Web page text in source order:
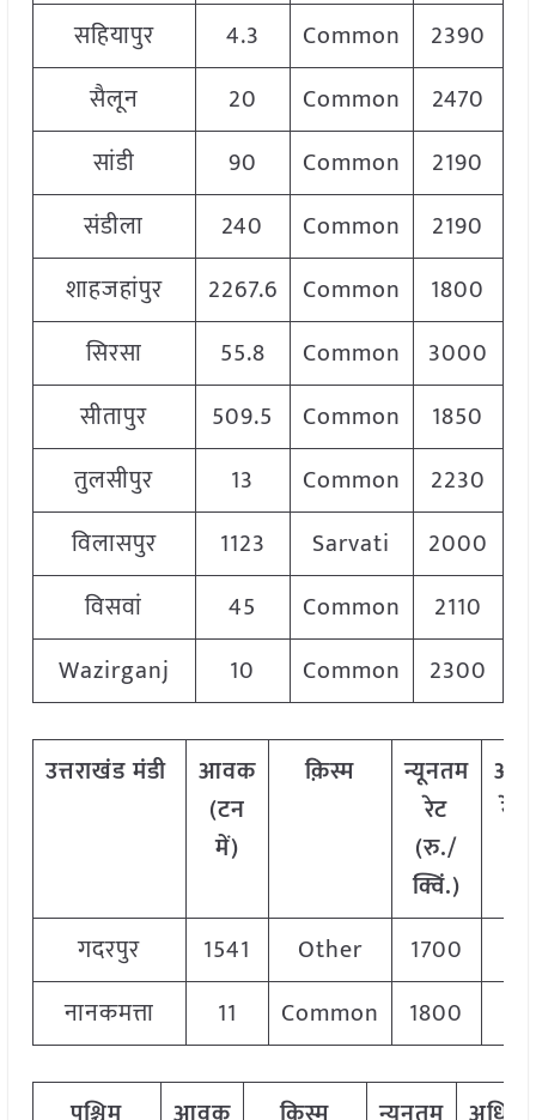
सहियापुर
4.3 Common 2390
सैलून
20 Common 2470
सांडी
90 Common 2190
संडीला
240 Common 2190
शाहजहांपुर
2267.6 Common 1800
सिरसा
55.8 Common 3000
सीतापुर
509.5 Common 1850
तुलसीपुर
13 Common 2230
विलासपुर
1123 Sarvati 2000
विसवां
45 Common 2110
Wazirganj
10 Common 2300
उत्तराखंडमंडी
आवक
(टन
में)
क़िस्म
न्यूनतम
रेट
(रु./
क्विं.)
गदरपुर 1541 Other 1700
नानकमत्ता
11 Common 1800